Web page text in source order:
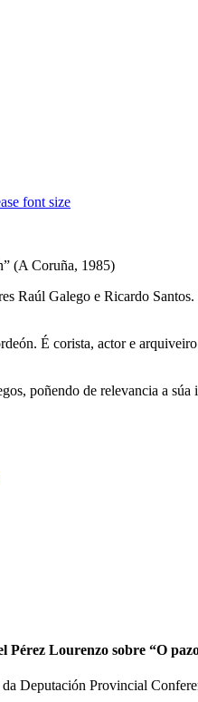
font size
(A Coruña, 1985)
Raúl Galego e Ricardo
É corista, actor e
poñendo de relevancia a
Pérez Lourenzo sobre “O
Deputación Provincial